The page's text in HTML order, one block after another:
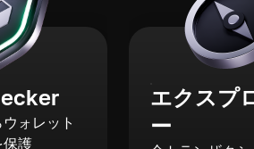
ォレット
保護
エクスプ
ー